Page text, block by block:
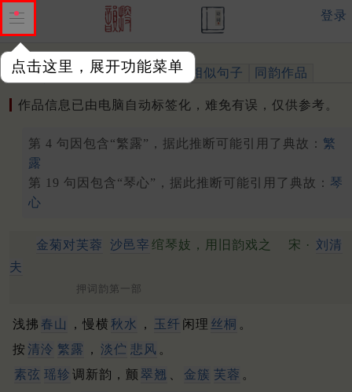
点击这里，展开功能菜单
登录
作品 标注四声 出处、引用 相似句子 同韵作品
作品信息已由电脑自动标签化，难免有误，仅供参考。
第 4 句因包含“繁露”，据此推断可能引用了典故： 繁
露
第 19 句因包含“琴心”，据此推断可能引用了典故： 琴
心
金菊对芙蓉 沙邑宰 绾琴妓，用旧韵戏之 宋 ·
刘清
夫
押词韵第一部
浅拂 春山 ，慢横 秋水 ， 玉纤 闲理 丝桐 。
按 清泠 繁露 ， 淡伫 悲风 。
素弦 瑶轸 调新韵，颤 翠翘 金簇 芙蓉 。